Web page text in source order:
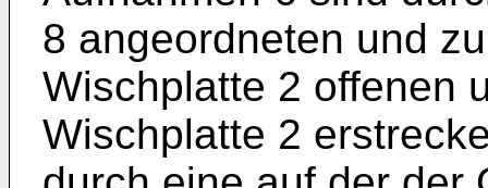
8 angeordneten und
Wischplatte 2 offenen
Wischplatte 2